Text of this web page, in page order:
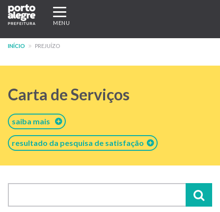
Pular
para
conteúdo
Expandir/recolher
navegação
MENU
INÍCIO PREJUÍZO
Carta de Serviços
saiba mais
resultado da pesquisa de satisfação